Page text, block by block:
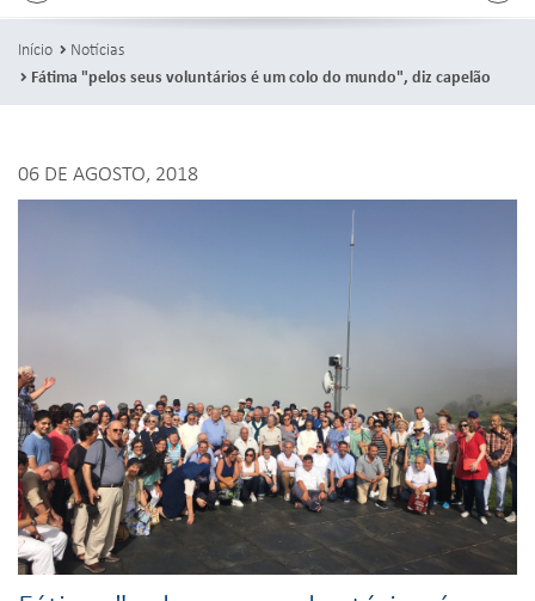
Início
Notícias
Fátima "pelos seus voluntários é um colo do mundo", diz capelão
06 DE AGOSTO, 2018